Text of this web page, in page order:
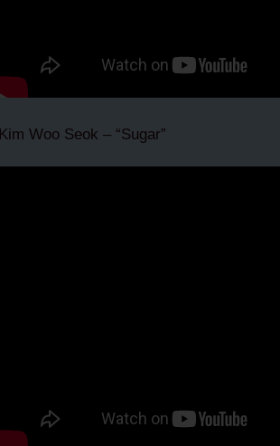
Kim Woo Seok – “Sugar”